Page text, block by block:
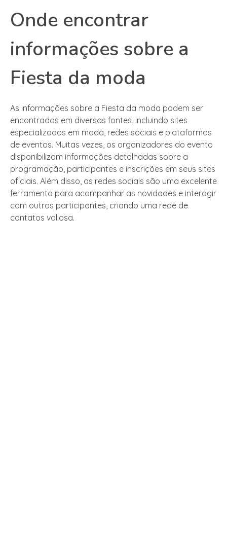
Onde encontrar
informações sobre a
Fiesta da moda
As informações sobre a Fiesta da moda podem ser
encontradas em diversas fontes, incluindo sites
especializados em moda, redes sociais e plataformas
de eventos. Muitas vezes, os organizadores do evento
disponibilizam informações detalhadas sobre a
programação, participantes e inscrições em seus sites
oficiais. Além disso, as redes sociais são uma excelente
ferramenta para acompanhar as novidades e interagir
com outros participantes, criando uma rede de
contatos valiosa.